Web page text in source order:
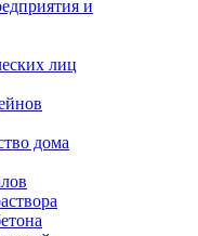
и
лиц
дома